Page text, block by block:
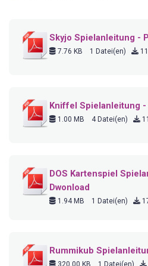
Skyjo Spielanleitung -
7.76 KB 1 Datei(en)
Kniffel Spielanleitung -
1.00 MB 4 Datei(en)
DOS Kartenspiel
Dwonload
1.94 MB 1 Datei(en)
Rummikub
320.00 KB 1 Datei(en)